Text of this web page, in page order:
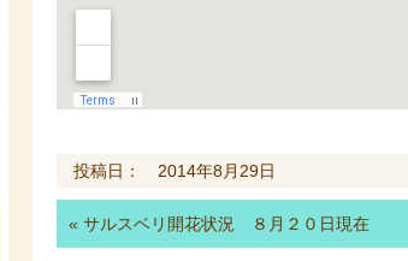
投稿日： 2014年8月29日
« サルスベリ開花状況 ８月２０日現在